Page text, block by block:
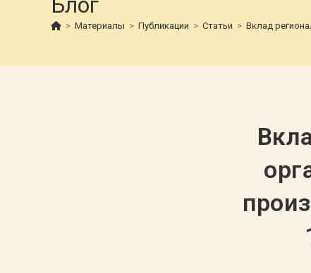
> Материалы > Публикации > Статьи > Вклад